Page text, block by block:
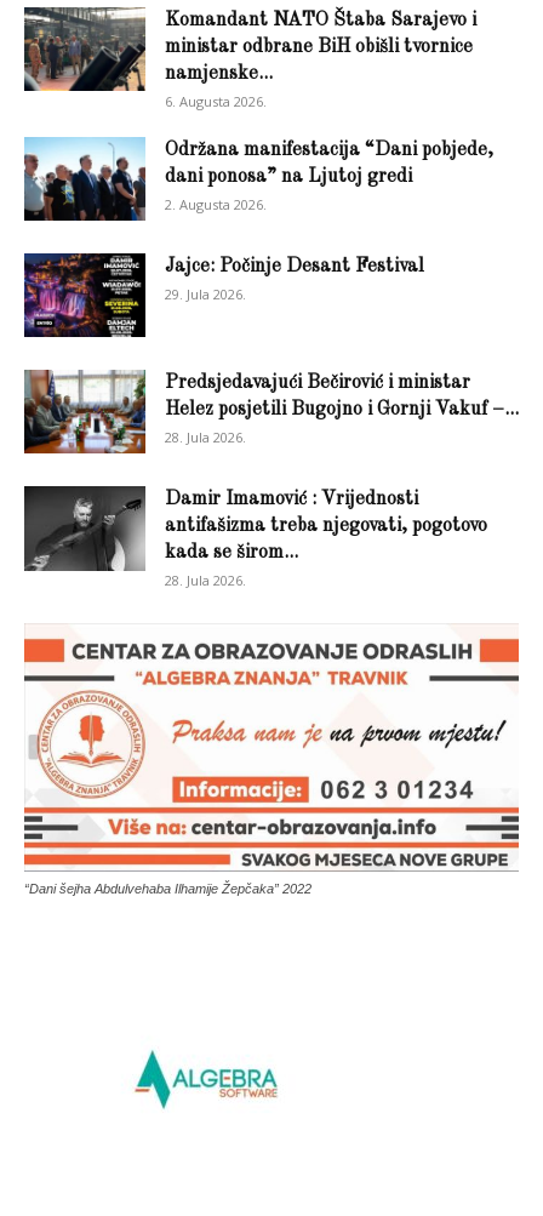
Komandant NATO Štaba Sarajevo i
ministar odbrane BiH obišli tvornice
namjenske...
6. Augusta 2026.
Održana manifestacija “Dani pobjede,
dani ponosa” na Ljutoj gredi
2. Augusta 2026.
Jajce: Počinje Desant Festival
29. Jula 2026.
Predsjedavajući Bečirović i ministar
Helez posjetili Bugojno i Gornji Vakuf –...
28. Jula 2026.
Damir Imamović : Vrijednosti
antifašizma treba njegovati, pogotovo
kada se širom...
28. Jula 2026.
“Dani šejha Abdulvehaba Ilhamije Žepčaka” 2022